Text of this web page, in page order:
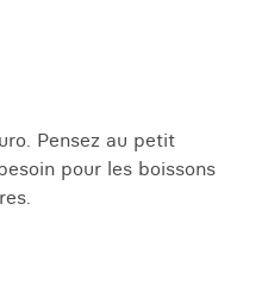
Pensez au petit
pour les boissons